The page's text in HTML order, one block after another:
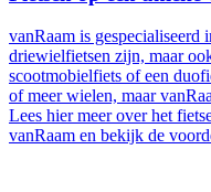
vanRaam is gespecialiseerd
driewielfietsen zijn, maar
scootmobielfiets of een
of meer wielen, maar
Lees hier meer over het
vanRaam en bekijk de